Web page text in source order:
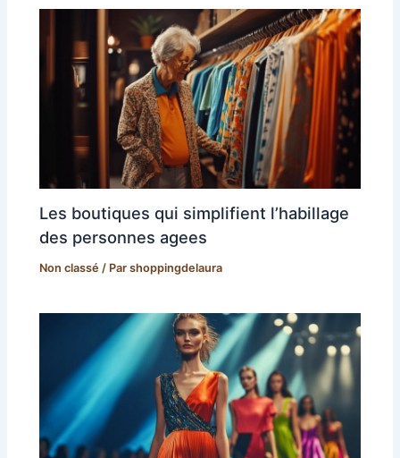
Les boutiques qui simplifient l’habillage
des personnes agees
Non classé / Parshoppingdelaura